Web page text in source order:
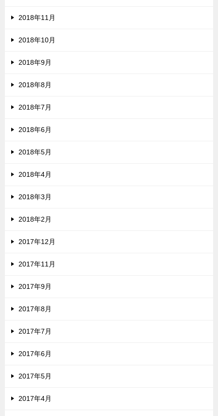
2018年11月
2018年10月
2018年9月
2018年8月
2018年7月
2018年6月
2018年5月
2018年4月
2018年3月
2018年2月
2017年12月
2017年11月
2017年9月
2017年8月
2017年7月
2017年6月
2017年5月
2017年4月